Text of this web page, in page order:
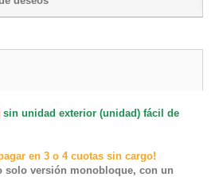
sin unidad exterior (unidad) fácil de
en 3 o 4 cuotas sin cargo!
solo versión monobloque, con un